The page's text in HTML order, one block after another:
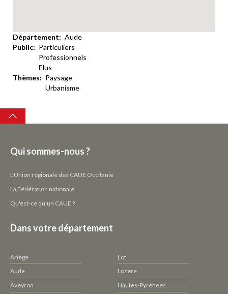
Département
Aude
Public
Particuliers
Professionnels
Elus
Thèmes
Paysage
Urbanisme
Top
Qui sommes-nous ?
L'Union régionale des CAUE Occitanie
La Fédération nationale
Qu'est-ce qu'un CAUE ?
Dans votre département
Ariège
Aude
Aveyron
Lot
Lozère
Hautes-Pyrénées